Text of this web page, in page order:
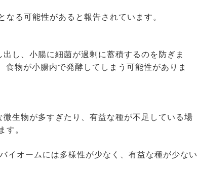
なる可能性があると報告されています。
し、小腸に細菌が過剰に蓄積するのを防ぎま
食物が小腸内で発酵してしまう可能性がありま
生物が多すぎたり、有益な種が不足している場
す。
イオームには多様性が少なく、有益な種が少ない